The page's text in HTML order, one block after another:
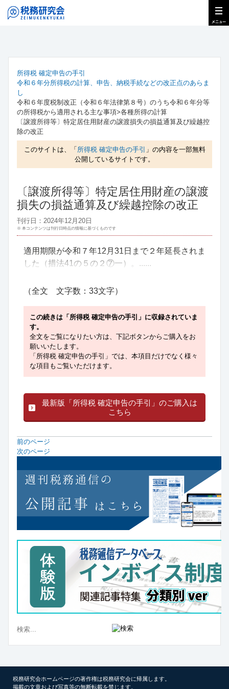
所得税 確定申告の手引
令和６年分所得税の計算、申告、納税手続などの改正点のあらま
し
令和６年度税制改正（令和６年法律第８号）のうち令和６年分等
の所得税から適用される主な事項>各種所得の計算
〔譲渡所得等〕特定居住用財産の譲渡損失の損益通算及び繰越控
除の改正
このサイトは、「 所得税 確定申告の手引
」の内容を一部無料
公開しているサイトです。
〔譲渡所得等〕特定居住用財産の譲渡
損失の損益通算及び繰越控除の改正
刊行日：2024年12月20日
※ 本コンテンツは刊行日時点の情報に基づくものです
適用期限が令和７年12月31日まで２年延長されま
した（措法41の５の２⑦一）。......
（全文 文字数：33文字）
この続きは「所得税 確定申告の手引」に収録されていま
す。
全文をご覧になりたい方は、下記ボタンからご購入をお
願いいたします。
「所得税 確定申告の手引」では、本項目だけでなく様々
な項目もご覧いただけます。
最新版「所得税 確定申告の手引」のご購入は
こちら
前のページ
次のページ
税務研究会ホームページの著作権は税務研究会に帰属します。
掲載の文章および写真等の無断転載を禁じます。